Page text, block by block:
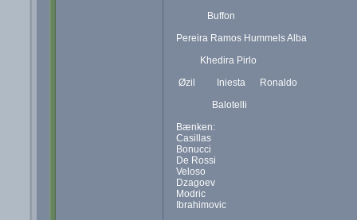
Buffon
Pereira Ramos Hummels Alba
Khedira Pirlo
Øzil Iniesta Ronaldo
Balotelli
Bænken:
Casillas
Bonucci
De Rossi
Veloso
Dzagoev
Modric
Ibrahimovic